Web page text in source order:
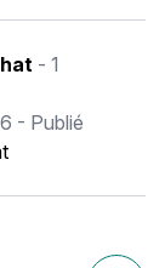
-1
- Publié